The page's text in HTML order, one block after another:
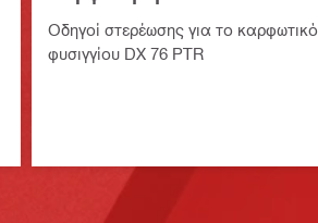
Οδηγοί στερέωσης για το καρφωτικό
φυσιγγίου DX 76 PTR